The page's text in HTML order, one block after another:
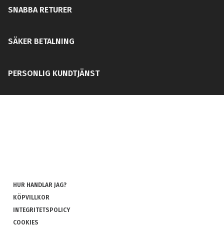
SNABBA RETURER
SÄKER BETALNING
PERSONLIG KUNDTJÄNST
HUR HANDLAR JAG?
KÖPVILLKOR
INTEGRITETSPOLICY
COOKIES